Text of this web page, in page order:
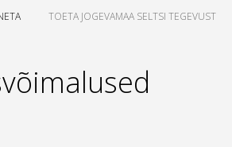
TOETA JOGEVAMAA SELTSI TEGEVUST